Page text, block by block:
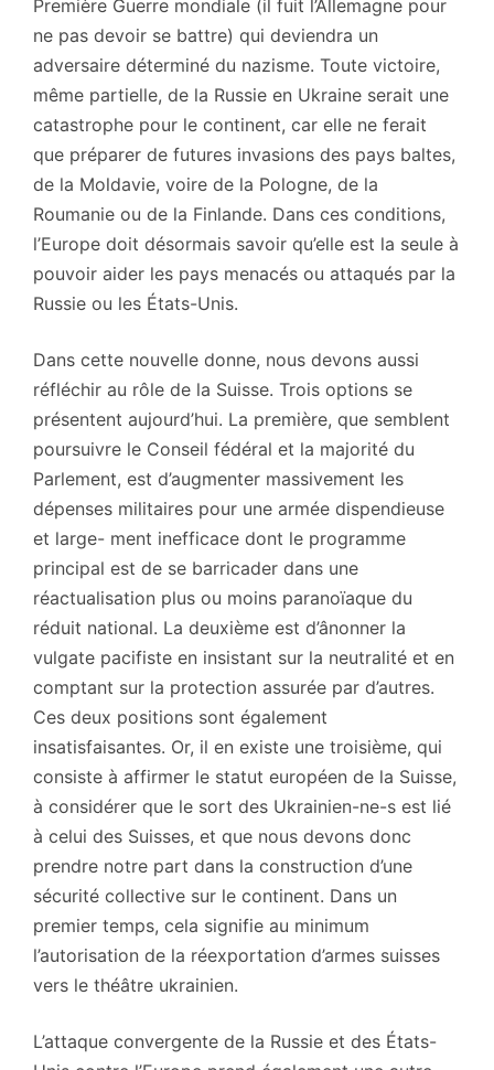
Première Guerre mondiale (il fuit l’Allemagne pour
ne pas devoir se battre) qui deviendra un
adversaire déterminé du nazisme. Toute victoire,
même partielle, de la Russie en Ukraine serait une
catastrophe pour le continent, car elle ne ferait
que préparer de futures invasions des pays baltes,
de la Moldavie, voire de la Pologne, de la
Roumanie ou de la Finlande. Dans ces conditions,
l’Europe doit désormais savoir qu’elle est la seule à
pouvoir aider les pays menacés ou attaqués par la
Russie ou les États-Unis.
Dans cette nouvelle donne, nous devons aussi
réfléchir au rôle de la Suisse. Trois options se
présentent aujourd’hui. La première, que semblent
poursuivre le Conseil fédéral et la majorité du
Parlement, est d’augmenter massivement les
dépenses militaires pour une armée dispendieuse
et large- ment inefficace dont le programme
principal est de se barricader dans une
réactualisation plus ou moins paranoïaque du
réduit national. La deuxième est d’ânonner la
vulgate pacifiste en insistant sur la neutralité et en
comptant sur la protection assurée par d’autres.
Ces deux positions sont également
insatisfaisantes. Or, il en existe une troisième, qui
consiste à affirmer le statut européen de la Suisse,
à considérer que le sort des Ukrainien-ne-s est lié
à celui des Suisses, et que nous devons donc
prendre notre part dans la construction d’une
sécurité collective sur le continent. Dans un
premier temps, cela signifie au minimum
l’autorisation de la réexportation d’armes suisses
vers le théâtre ukrainien.
L’attaque convergente de la Russie et des États-